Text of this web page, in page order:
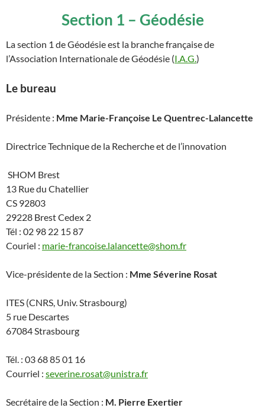
Section 1 – Géodésie
La section 1 de Géodésie est la branche française de
l’Association Internationale de Géodésie (I.A.G.)
Le bureau
Présidente : Mme Marie-Françoise Le Quentrec-Lalancette
Directrice Technique de la Recherche et de l’innovation
SHOM Brest
13 Rue du Chatellier
CS 92803
29228 Brest Cedex 2
Tél : 02 98 22 15 87
Couriel : marie-francoise.lalancette@shom.fr
Vice-présidente de la Section : Mme Séverine Rosat
ITES (CNRS, Univ. Strasbourg)
5 rue Descartes
67084 Strasbourg
Tél. : 03 68 85 01 16
Courriel : severine.rosat@unistra.fr
Secrétaire de la Section : M. Pierre Exertier